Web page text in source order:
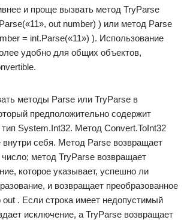
и проще вызвать метод TryParse
out number) ) или метод Parse
= int.Parse(«11») ). Использование
удобно для общих объектов,
методы Parse или TryParse в
предположительно содержит
тип System.Int32. Метод Convert.ToInt32
внутри себя. Метод Parse возвращает
число; метод TryParse возвращает
которое указывает, успешно ли
и возвращает преобразованное
out . Если строка имеет недопустимый
исключение, а TryParse возвращает